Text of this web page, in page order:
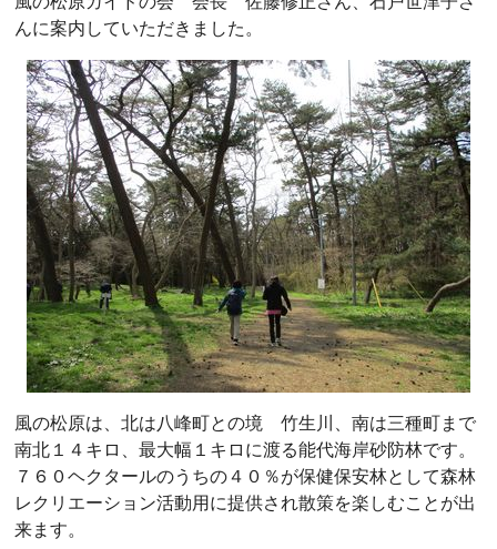
んに案内していただきました。
風の松原は、北は八峰町との境 竹生川、南は三種町まで
南北１４キロ、最大幅１キロに渡る能代海岸砂防林です。
７６０ヘクタールのうちの４０％が保健保安林として森林
レクリエーション活動用に提供され散策を楽しむことが出
来ます。